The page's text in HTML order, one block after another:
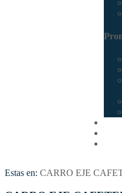
Estas en: CARRO EJE